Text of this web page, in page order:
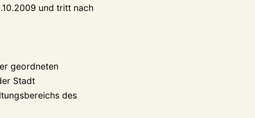
und tritt nach
geordneten
Stadt
des